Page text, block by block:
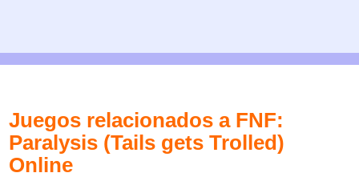
Juegos relacionados a FNF:
Paralysis (Tails gets Trolled)
Online